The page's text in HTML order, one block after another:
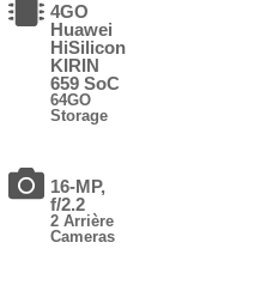
4GO
Huawei
HiSilicon
KIRIN
659 SoC
64GO
Storage
16-MP,
f/2.2
2 Arrière
Cameras